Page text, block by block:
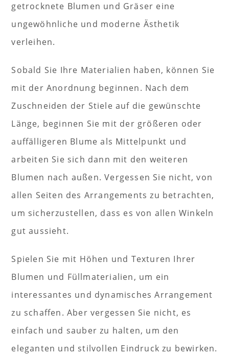
getrocknete Blumen und Gräser eine
ungewöhnliche und moderne Ästhetik
verleihen.
Sobald Sie Ihre Materialien haben, können Sie
mit der Anordnung beginnen. Nach dem
Zuschneiden der Stiele auf die gewünschte
Länge, beginnen Sie mit der größeren oder
auffälligeren Blume als Mittelpunkt und
arbeiten Sie sich dann mit den weiteren
Blumen nach außen. Vergessen Sie nicht, von
allen Seiten des Arrangements zu betrachten,
um sicherzustellen, dass es von allen Winkeln
gut aussieht.
Spielen Sie mit Höhen und Texturen Ihrer
Blumen und Füllmaterialien, um ein
interessantes und dynamisches Arrangement
zu schaffen. Aber vergessen Sie nicht, es
einfach und sauber zu halten, um den
eleganten und stilvollen Eindruck zu bewirken.